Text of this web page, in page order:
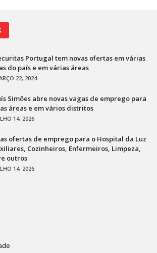
Portugal tem novas ofertas em várias
do país e em várias áreas
22, 2024
Simões abre novas vagas de emprego para
áreas e em vários distritos
14, 2026
ofertas de emprego para o Hospital da Luz
Cozinheiros, Enfermeiros, Limpeza,
outros
14, 2026